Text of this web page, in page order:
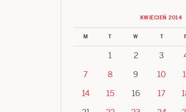
KWIECIEŃ 2014
M T W T
1 2 3
7
8 9 10
14
15 16 17